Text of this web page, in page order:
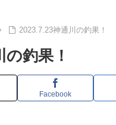
2023.7.23神通川の釣果！
釣果！
Facebook